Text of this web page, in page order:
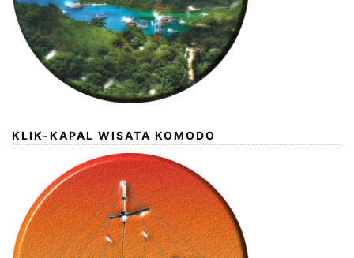
KLIK-KAPAL WISATA KOMODO